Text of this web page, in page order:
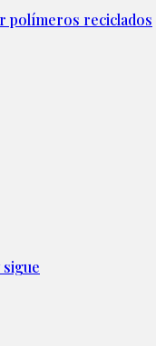
polímeros reciclados
sigue